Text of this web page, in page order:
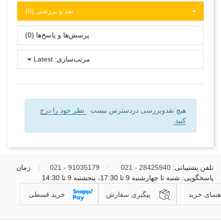
نقد و بررسی‌‌ (0)
پرسش‌ها و پاسخ‌ها (0)
مرتب‌سازی: Latest
هیچ نقدوبررسی دردسترس نیست
نظر خود را درج
کنید.
تلفن پشتیبانی: 28425940 - 021
91035179 - 021
زمان
پاسخگویی: شنبه تا چهارشنبه 9 تا 17:30، پنجشنبه 9 تا 14:30
خرید پیگیری سفارش خرید قسطی